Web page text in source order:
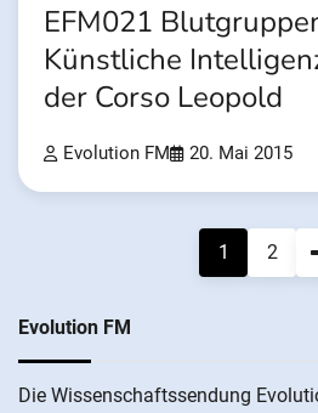
EFM021
Künstliche
der Corso Leopold
Evolution FM 20. Mai 2015
Seitennummerierung
Beiträge
1 2
Evolution FM
Die Wis­sen­schafts­send­ung